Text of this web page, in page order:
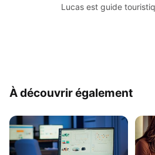
Lucas est guide
À découvrir également